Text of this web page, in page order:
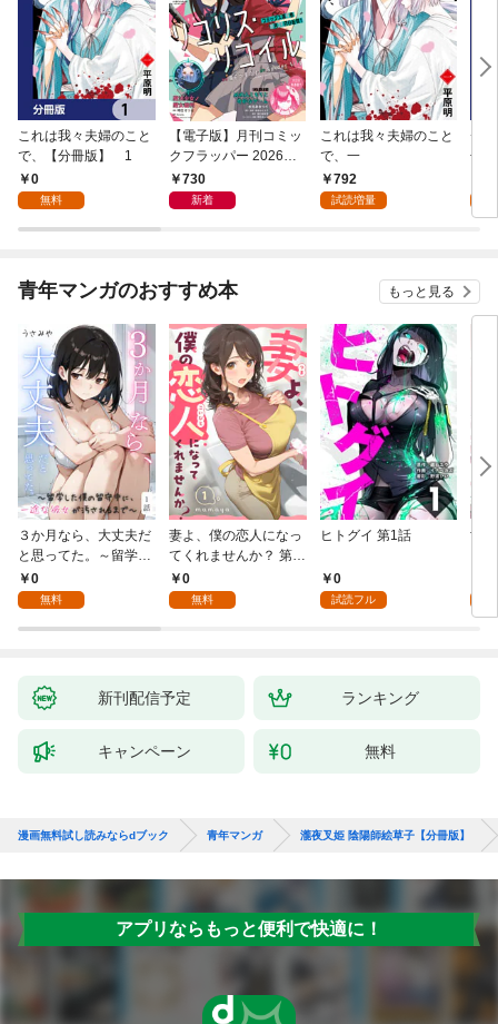
これは我々夫婦のこと
で、【分冊版】 1
0
無料
【電子版】月刊コミッ
クフラッパー 2026年9
月号730
新着
これは我々夫婦のこと
で、一
792
試読増量
チ
冊
青年マンガのおすすめ本 もっと見る
３か月なら、大丈夫だ
と思ってた。～留学し
た僕の留守中に、一途
な彼女が汚されるまで
0
無料
妻よ、僕の恋人になっ
てくれませんか？ 第1
話0
無料
ヒトグイ 第1話
0
試読フル
世
新刊配信予定 ランキング
キャンペーン 無料
漫画無料試し読みならdブック 青年マンガ 瀧夜叉姫 陰陽師絵草子【分冊版】
アプリならもっと便利で快適に！